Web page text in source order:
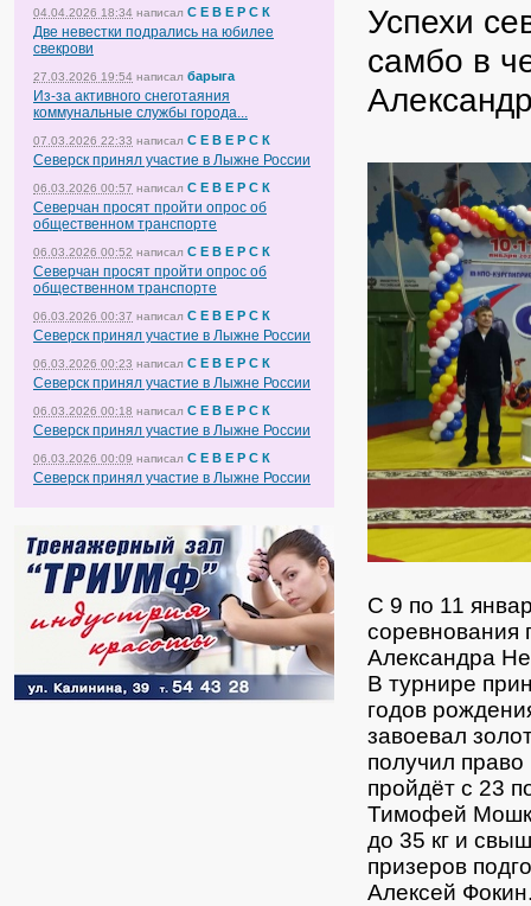
04.04.2026 18:34 написал С Е В Е Р С К
Две невестки подрались на юбилее
свекрови
27.03.2026 19:54 написал барыга
Из-за активного снеготаяния
коммунальные службы города...
07.03.2026 22:33 написал С Е В Е Р С К
Северск принял участие в Лыжне России
06.03.2026 00:57 написал С Е В Е Р С К
Северчан просят пройти опрос об
общественном транспорте
06.03.2026 00:52 написал С Е В Е Р С К
Северчан просят пройти опрос об
общественном транспорте
06.03.2026 00:37 написал С Е В Е Р С К
Северск принял участие в Лыжне России
06.03.2026 00:23 написал С Е В Е Р С К
Северск принял участие в Лыжне России
06.03.2026 00:18 написал С Е В Е Р С К
Северск принял участие в Лыжне России
06.03.2026 00:09 написал С Е В Е Р С К
Северск принял участие в Лыжне России
Успехи
самбо в
С 9 по 11
соревнования
Александра
В турнире
годов
завоевал
получил
пройдёт с 23
Тимофей
до 35 кг и
призеров
Алексей